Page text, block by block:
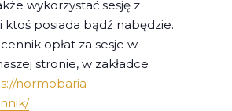
wykorzystać sesję z
ktoś posiada bądź nabędzie.
opłat za sesje w
stronie, w zakładce
normobaria-